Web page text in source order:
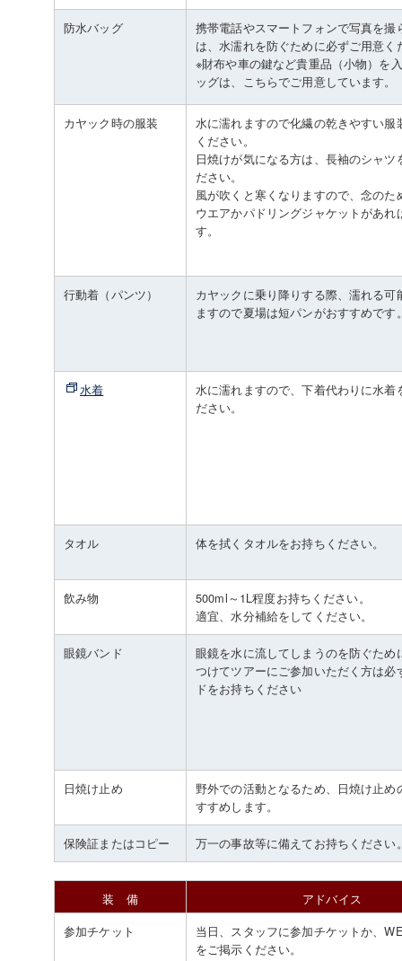
防水バッグ
携帯電話やスマートフォンで写真を撮
は、水濡れを防ぐために必ずご用意く
※財布や車の鍵など貴重品（小物）を
ッグは、こちらでご用意しています。
カヤック時の服装
水に濡れますので化繊の乾きやすい服
ください。
日焼けが気になる方は、長袖のシャツ
ださい。
風が吹くと寒くなりますので、念のた
ウエアかパドリングジャケットがあれ
す。
行動着（パンツ）
カヤックに乗り降りする際、濡れる可
ますので夏場は短パンがおすすめです
水着
水に濡れますので、下着代わりに水着
ださい。
タオル 体を拭くタオルをお持ちください。
飲み物
500ml～1L程度お持ちください。
適宜、水分補給をしてください。
眼鏡バンド
眼鏡を水に流してしまうのを防ぐため
つけてツアーにご参加いただく方は必
ドをお持ちください
日焼け止め
野外での活動となるため、日焼け止め
すすめします。
保険証またはコピー 万一の事故等に備えてお持ちください
装 備
アドバイス
参加チケット
当日、スタッフに参加チケットか、
をご掲示ください。